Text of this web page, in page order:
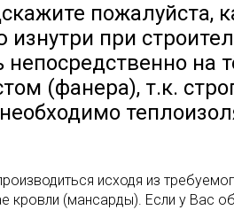
изнутри при
на
(фанера), т.к.
исходя из
кровли (мансарды). Если у Вас